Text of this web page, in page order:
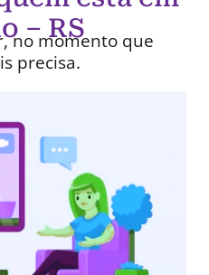
– RS
no momento que
precisa.